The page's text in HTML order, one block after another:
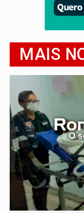
MAIS